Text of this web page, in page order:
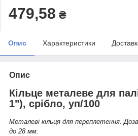
479,58 ₴
Опис Характеристики
Опис
Кільце металеве для
1"), срібло, уп/100
Металеві кільця для переплетення.
до 28 мм.